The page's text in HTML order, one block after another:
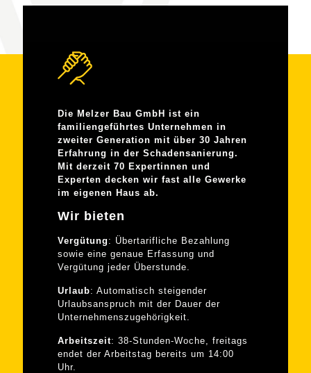
Die Melzer Bau GmbH ist ein
familiengeführtes Unternehmen in
zweiter Generation mit über 30 Jahren
Erfahrung in der Schadensanierung.
Mit derzeit 70 Expertinnen und
Experten decken wir fast alle Gewerke
im eigenen Haus ab.
Wir bieten
Vergütung : Übertarifliche Bezahlung
sowie eine genaue Erfassung und
Vergütung jeder Überstunde.
Urlaub: Automatisch steigender
Urlaubsanspruch mit der Dauer der
Unternehmenszugehörigkeit.
Arbeitszeit: 38-Stunden-Woche, freitags
endet der Arbeitstag bereits um 14:00
Uhr.